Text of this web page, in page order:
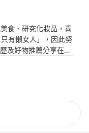
食、研究化妝品，喜
及好物推薦分享在粉
最好的效果。